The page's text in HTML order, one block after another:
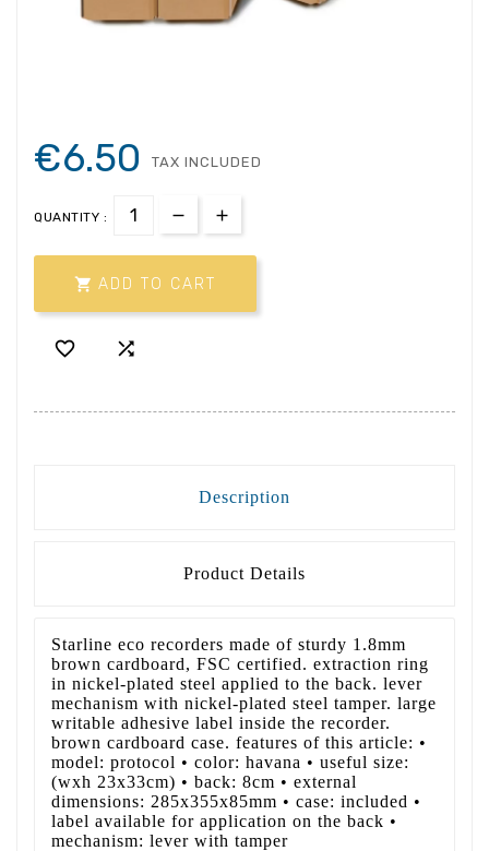
€6.50 TAX INCLUDED
QUANTITY :
 ADD TO CART
 
Description
Product Details
Starline eco recorders made of sturdy 1.8mm
brown cardboard, FSC certified. extraction ring
in nickel-plated steel applied to the back. lever
mechanism with nickel-plated steel tamper. large
writable adhesive label inside the recorder.
brown cardboard case. features of this article: •
model: protocol • color: havana • useful size:
(wxh 23x33cm) • back: 8cm • external
dimensions: 285x355x85mm • case: included •
label available for application on the back •
mechanism: lever with tamper